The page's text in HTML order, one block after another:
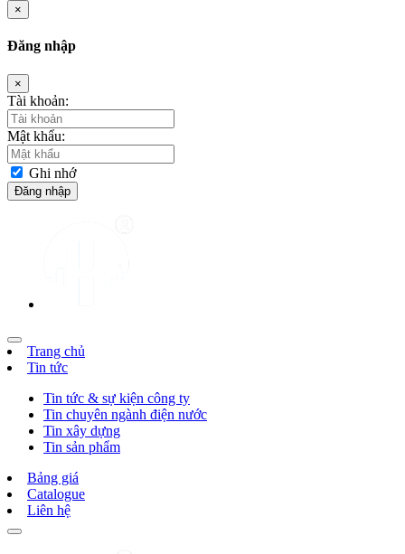
×
Đăng nhập
×
Tài khoản:
Mật khẩu:
Ghi nhớ
Trang chủ
Tin tức
Tin tức & sự kiện công ty
Tin chuyên ngành điện nước
Tin xây dựng
Tin sản phẩm
Bảng giá
Catalogue
Liên hệ